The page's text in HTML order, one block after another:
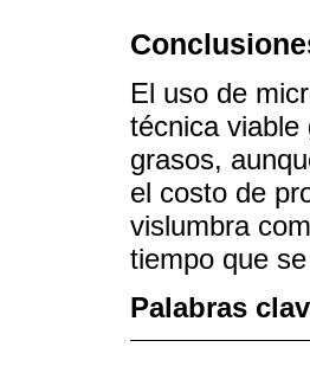
El uso de
técnica viable
grasos,
el costo de
vislumbra
tiempo que
Palabras